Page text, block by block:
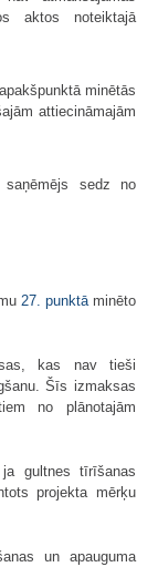
aktos noteiktajā
minētās
attiecināmajām
saņēmējs sedz no
27. punktā minēto
kas nav tieši
Šīs izmaksas
no plānotajām
gultnes tīrīšanas
projekta mērķu
un apauguma